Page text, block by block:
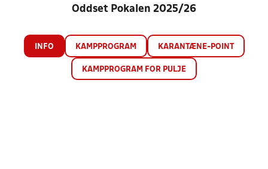
Oddset Pokalen 2025/26
INFO KAMPPROGRAM KARANTÆNE-POINT
KAMPPROGRAM FOR PULJE